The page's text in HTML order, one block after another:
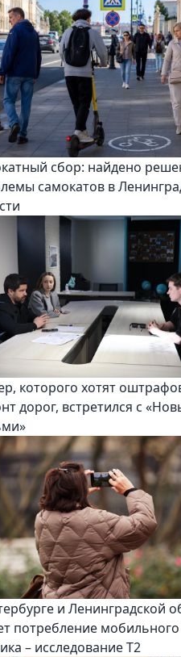
сбор: найдено
самокатов в
которого хотят
дорог, встретился с
и Ленинградской
потребление мобильного
– исследование T2